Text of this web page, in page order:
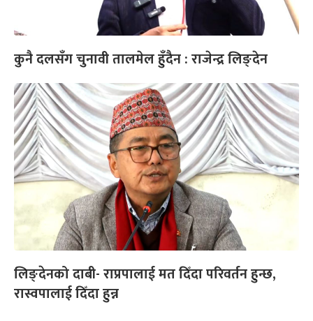
कुनै दलसँग चुनावी तालमेल हुँदैन : राजेन्द्र लिङ्देन
लिङ्देनको दाबी- राप्रपालाई मत दिँदा परिवर्तन हुन्छ,
रास्वपालाई दिँदा हुन्न